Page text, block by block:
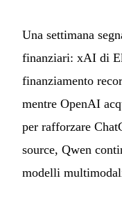
Una settimana
finanziari: xAI di
finanziamento
mentre OpenAI
per rafforzare
source, Qwen
modelli